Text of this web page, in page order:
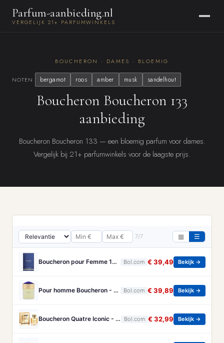
Parfum-aanbieding.nl
VERGELIJK 21+ PARFUMWINKELS
BOUCHERON · DAMES · BLOEMIG
NOTEN bergamot roos amber musk sandelhout
Boucheron Boucheron 133
aanbieding
Boucheron Boucheron 133 — een bloemig parfum voor dames.
Vergelijk bij 21+ parfumwinkels voor de laagste prijs.
7/7 ▦ ☰
Boucheron pour Femme 100 ml Eau de Parfum - Damesparfum Bol.com € 39,49 Bekijk →
Pour homme Boucheron - 100 ml - Eau de parfum Bol.com € 39,89 Bekijk →
Boucheron Quatre Iconic - 50 ml - eau de parfum spray - damesparfum Bol.com € 32,99 Bekijk →